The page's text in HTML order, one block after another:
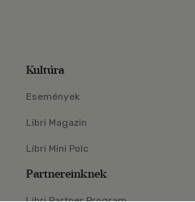
Kultúra
Események
Libri Magazin
Libri Mini Polc
Partnereinknek